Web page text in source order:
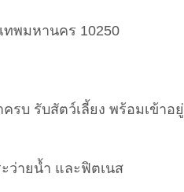
ทพมหานคร 10250
รบ รับสัตว์เลี้ยง พร้อมเข้าอยู่
ว่ายน้ำ และฟิตเนส